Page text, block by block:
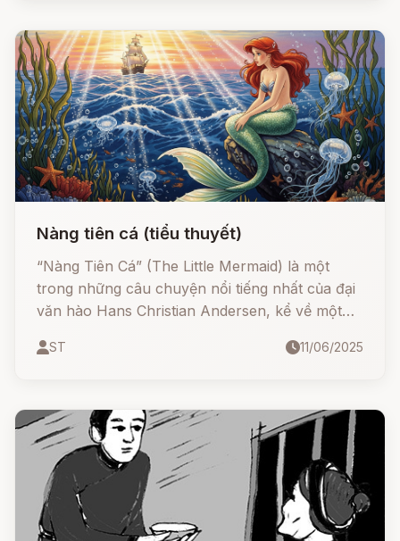
Nàng tiên cá (tiểu thuyết)
“Nàng Tiên Cá” (The Little Mermaid) là một
trong những câu chuyện nổi tiếng nhất của đại
văn hào Hans Christian Andersen, kể về một
đã hy sinh tất cả để theo đuổi tình yêu với
ST 11/06/2025